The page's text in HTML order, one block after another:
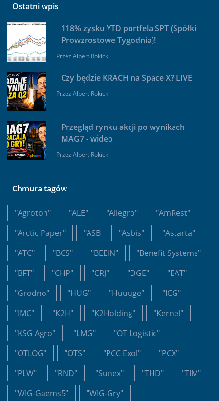
Ostatni wpis
118% zysku YTD portfela SPT (Spółki
Prowzrostowe Tygodnia)!
Przez Albert Rokicki
Czy będzie KRACH na Space X? LIVE
Przez Albert Rokicki
Przegląd rynku akcji po wynikach
MAG7 - wideo
Przez Albert Rokicki
Chmura tagów
"Agroton" "ALE" "Allegro"
"AmRest"
"Arctic Paper"
"ASB "Asbis"
"Astarta"
"ATC"
"BCS" "BEEIN"
"Benefit Systems"
"BFT"
"CHP" "CRJ" "DGE"
"EAT"
"Grodno"
"HUG" "Huuuge"
"ICG"
"IMC"
"K2H" "K2Holding"
"Kernel"
"KSG Agro"
"LMG"
"OT Logistic"
"OTLOG"
"OTS" "PCC Exol"
"PCX"
"PLW"
"RND" "Sunex" "THD"
"TIM"
"WIG-Gaems5"
"WIG-Gry"